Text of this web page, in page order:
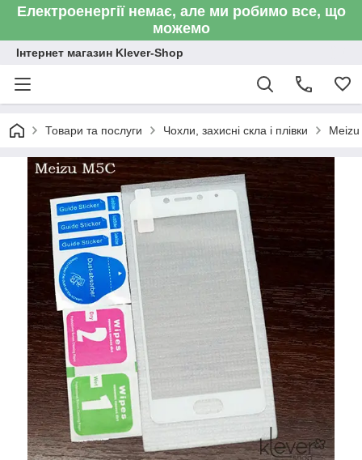
Електроенергії немає, але ми робимо все, що
можемо
Інтернет магазин Klever-Shop
Товари та послуги Чохли, захисні скла і плівки Meizu